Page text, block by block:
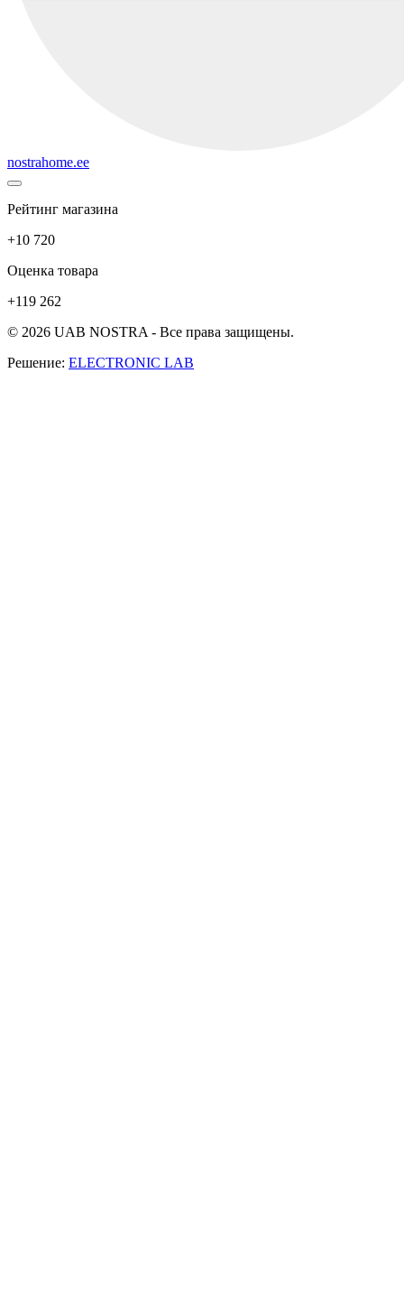
nostrahome.ee
Рейтинг магазина
+10 720
Оценка товара
+119 262
© 2026 UAB NOSTRA - Все права защищены.
Решение: ELECTRONIC LAB